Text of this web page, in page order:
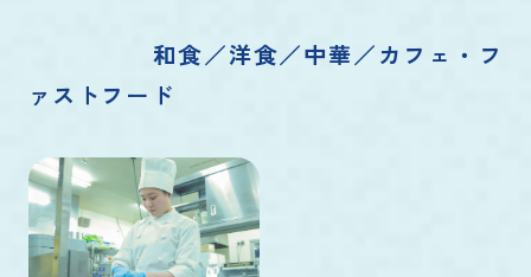
和食／洋食／中華／カフェ・フ
ァストフード